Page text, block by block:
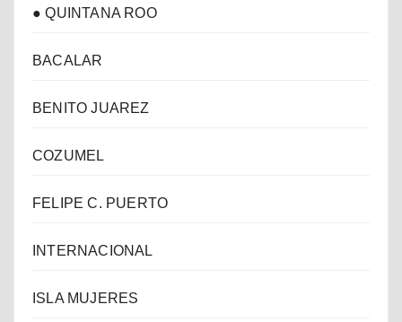
● QUINTANA ROO
BACALAR
BENITO JUAREZ
COZUMEL
FELIPE C. PUERTO
INTERNACIONAL
ISLA MUJERES